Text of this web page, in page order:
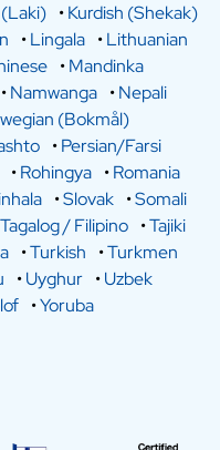
•Kurdish (Shekak)
•Lingala •Lithuanian
•Mandinka
•Namwanga •Nepali
(Bokmål)
•Persian/Farsi
•Rohingya •Romania
•Slovak •Somali
Tagalog / Filipino •Tajiki
•Turkish •Turkmen
•Uyghur •Uzbek
•Yoruba